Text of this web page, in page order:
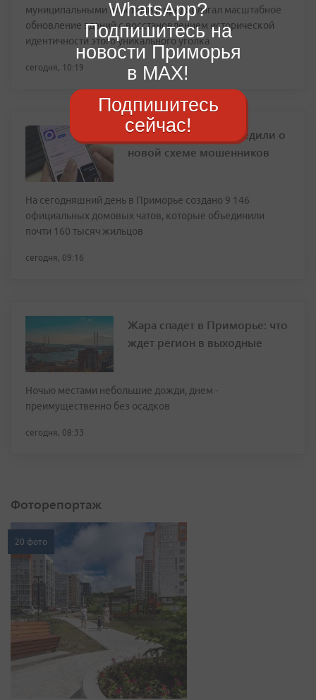
муниципальными властями и предполагал масштабное
обновление зданий с восстановлением исторической
идентичности этого уникального уголка
сегодня, 10:19
В Приморье предупредили о
новой схеме мошенников
На сегодняшний день в Приморье создано 9 146
официальных домовых чатов, которые объединили
почти 160 тысяч жильцов
сегодня, 09:16
Жара спадет в Приморье: что
ждет регион в выходные
Ночью местами небольшие дожди, днем -
преимущественно без осадков
сегодня, 08:33
Фоторепортаж
20 фото
WhatsApp?
Подпишитесь на
новости Приморья
в MAX!
Подпишитесь
сейчас!